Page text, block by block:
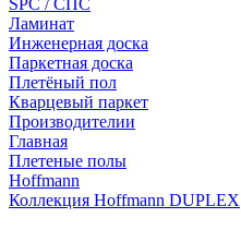
SPC / СПС
Ламинат
Инженерная доска
Паркетная доска
Плетёный пол
Кварцевый паркет
Производителии
Главная
Плетеные полы
Hoffmann
Коллекция Hoffmann DUPLEX